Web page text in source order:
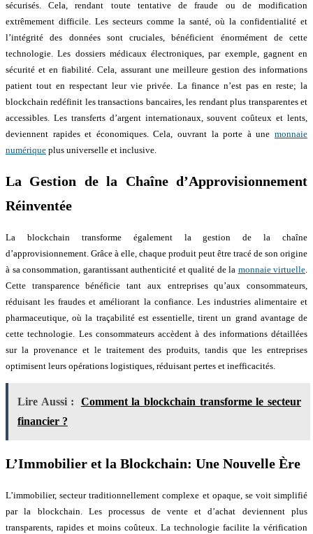
sécurisés. Cela, rendant toute tentative de fraude ou de modification
extrêmement difficile. Les secteurs comme la santé, où la confidentialité et
l’intégrité des données sont cruciales, bénéficient énormément de cette
technologie. Les dossiers médicaux électroniques, par exemple, gagnent en
sécurité et en fiabilité. Cela, assurant une meilleure gestion des informations
patient tout en respectant leur vie privée. La finance n’est pas en reste; la
blockchain redéfinit les transactions bancaires, les rendant plus transparentes et
accessibles. Les transferts d’argent internationaux, souvent coûteux et lents,
deviennent rapides et économiques. Cela, ouvrant la porte à une monnaie
numérique plus universelle et inclusive.
La Gestion de la Chaîne d’Approvisionnement
Réinventée
La blockchain transforme également la gestion de la chaîne
d’approvisionnement. Grâce à elle, chaque produit peut être tracé de son origine
à sa consommation, garantissant authenticité et qualité de la monnaie virtuelle.
Cette transparence bénéficie tant aux entreprises qu’aux consommateurs,
réduisant les fraudes et améliorant la confiance. Les industries alimentaire et
pharmaceutique, où la traçabilité est essentielle, tirent un grand avantage de
cette technologie. Les consommateurs accèdent à des informations détaillées
sur la provenance et le traitement des produits, tandis que les entreprises
optimisent leurs opérations logistiques, réduisant pertes et inefficacités.
Lire Aussi :
Comment la blockchain transforme le secteur
financier ?
L’Immobilier et la Blockchain: Une Nouvelle Ère
L’immobilier, secteur traditionnellement complexe et opaque, se voit simplifié
par la blockchain. Les processus de vente et d’achat deviennent plus
transparents, rapides et moins coûteux. La technologie facilite la vérification